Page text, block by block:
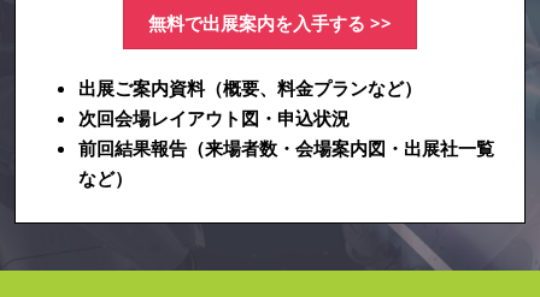
無料で出展案内を入手する >>
出展ご案内資料（概要、料金プランなど）
次回会場レイアウト図・申込状況
前回結果報告（来場者数・会場案内図・出展社一覧
など）